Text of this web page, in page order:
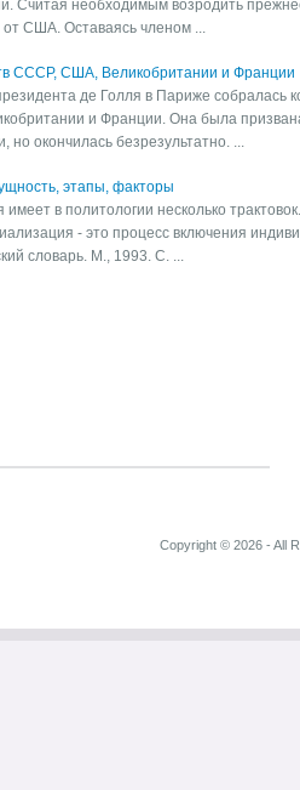
Считая необходимым возродить
от США. Оставаясь членом ...
СССР, США, Великобритании и Франции
де Голля в Париже собралась
и Франции. Она была
окончилась безрезультатно. ...
этапы, факторы
в политологии несколько
- это процесс включения
словарь. М., 1993. С. ...
Copyright © 2026 - All